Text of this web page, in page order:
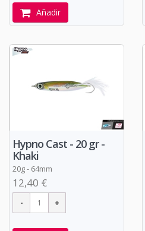
Añadir
Hypno Cast - 20 gr -
Khaki
20g - 64mm
12,40 €